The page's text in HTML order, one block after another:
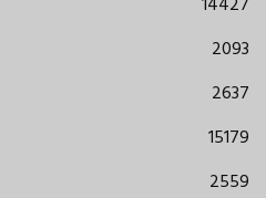
2093
2637
15179
2559